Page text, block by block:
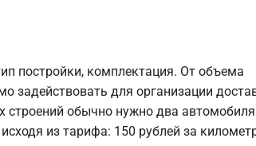
постройки, комплектация. От объема
задействовать для организации
обычно нужно два
из тарифа: 150 рублей за